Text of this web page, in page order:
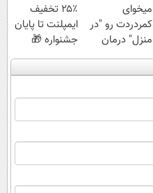
میخوای
کمردردت رو "در
منزل" درمان
کنی؟ (◂فیلم +
◂پرسش‌نامه)
۲۵٪ تخفیف
ایمپلنت تا پایان
جشنواره 🎁